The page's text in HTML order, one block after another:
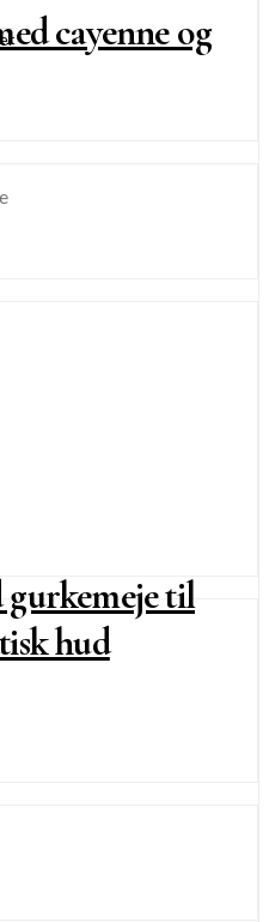
cayenne og
gurkemeje til
hud